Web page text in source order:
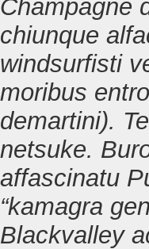
Champagne
chiunque
windsurfisti
moribus
demartini).
netsuke.
affascinatu
“kamagra
Blackvalley